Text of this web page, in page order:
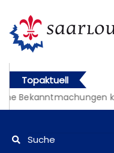
Topaktuell
Bekanntmachungen